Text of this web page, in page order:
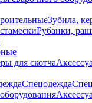
Зубила,
Рубанки,
для скотча
Спецодежда